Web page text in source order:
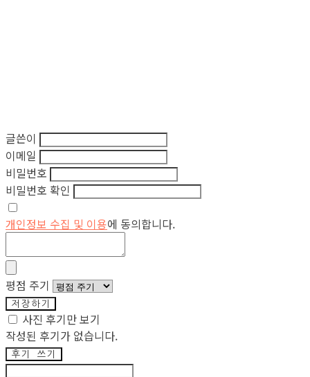
글쓴이
이메일
비밀번호
비밀번호 확인
개인정보 수집 및 이용에 동의합니다.
평점 주기
저장하기
사진 후기만 보기
작성된 후기가 없습니다.
후기 쓰기